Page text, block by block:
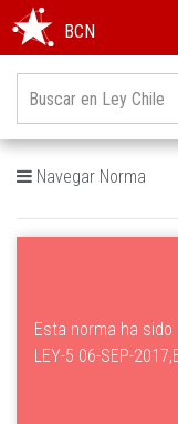
BCN
Navegar Norma
Esta norma ha sido
LEY-5 06-SEP-